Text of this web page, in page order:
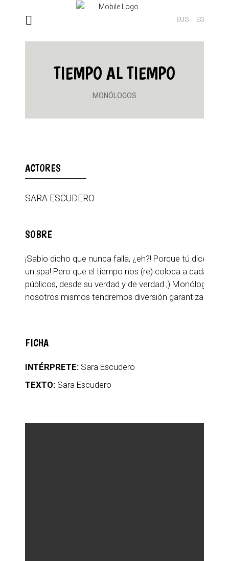
EUS ES
TIEMPO AL TIEMPO
MONÓLOGOS
ACTORES
SARA ESCUDERO
SOBRE
¡Sabio dicho que nunca falla, ¿eh?! Porque tú dices
un spa! Pero que el tiempo nos (re) coloca a cada
públicos, desde su verdad y de verdad ;) Monólogo
nosotros mismos tendremos diversión garantizada
FICHA
INTÉRPRETE: Sara Escudero
TEXTO: Sara Escudero